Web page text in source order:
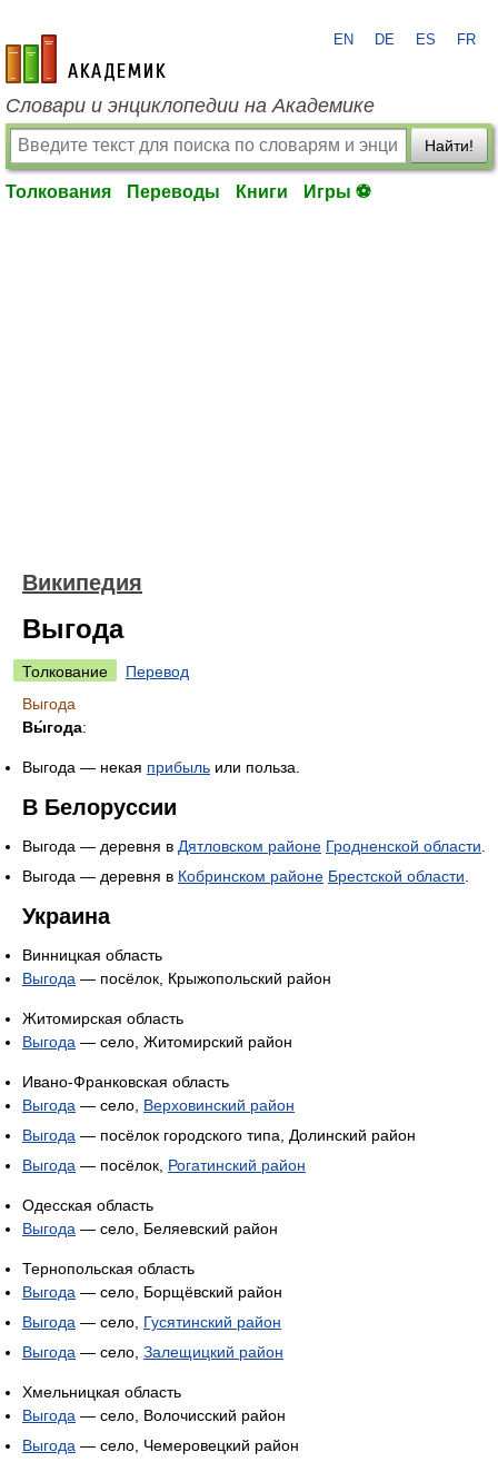
academic.ru
EN DE ES FR
Словари и энциклопедии на Академике
Найти!
Толкования Переводы Книги Игры ⚽
Википедия
Выгода
Толкование
Перевод
Выгода
Вы́года:
Выгода — некая прибыль или польза.
В Белоруссии
Выгода — деревня в Дятловском районе Гродненской области
Выгода — деревня в Кобринском районе Брестской области
Украина
Винницкая область
Выгода — посёлок, Крыжопольский район
Житомирская область
Выгода — село, Житомирский район
Ивано-Франковская область
Выгода — село, Верховинский район
Выгода — посёлок городского типа, Долинский район
Выгода — посёлок, Рогатинский район
Одесская область
Выгода — село, Беляевский район
Тернопольская область
Выгода — село, Борщёвский район
Выгода — село, Гусятинский район
Выгода — село, Залещицкий район
Хмельницкая область
Выгода — село, Волочисский район
Выгода — село, Чемеровецкий район